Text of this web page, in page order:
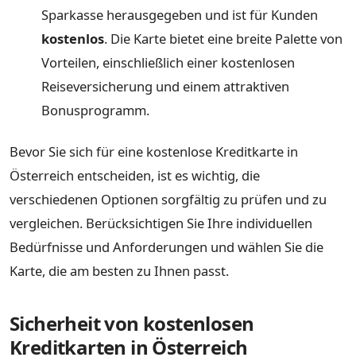
Sparkasse herausgegeben und ist für Kunden
kostenlos. Die Karte bietet eine breite Palette von
Vorteilen, einschließlich einer kostenlosen
Reiseversicherung und einem attraktiven
Bonusprogramm.
Bevor Sie sich für eine kostenlose Kreditkarte in
Österreich entscheiden, ist es wichtig, die
verschiedenen Optionen sorgfältig zu prüfen und zu
vergleichen. Berücksichtigen Sie Ihre individuellen
Bedürfnisse und Anforderungen und wählen Sie die
Karte, die am besten zu Ihnen passt.
Sicherheit von kostenlosen
Kreditkarten in Österreich